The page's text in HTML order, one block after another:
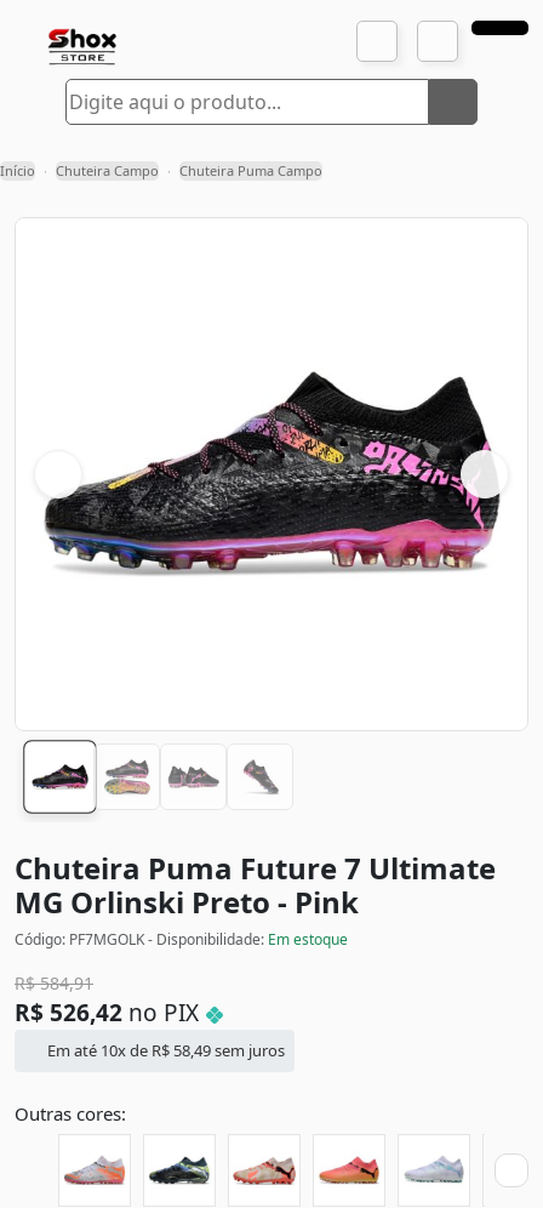
Início › Chuteira Campo › Chuteira Puma Campo
Chuteira Puma Future 7 Ultimate
MG Orlinski Preto - Pink
Código: PF7MGOLK - Disponibilidade: Em estoque
R$584,91
R$ 526,42 no PIX
Em até 10x de R$ 58,49sem juros
Outras cores: